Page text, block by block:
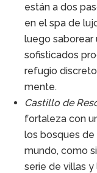
están a dos
en el spa de
luego saborear
sofisticados
refugio
mente.
Castillo de
fortaleza con
los bosques de
mundo, como
serie de villas